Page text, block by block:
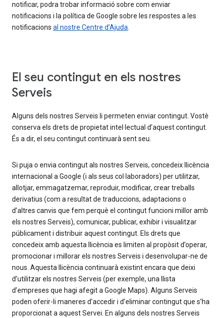
notificar, podra trobar informació sobre com enviar
notificacions i la política de Google sobre les respostes a les
notificacions al nostre Centre d’Ajuda.
El seu contingut en els nostres
Serveis
Alguns dels nostres Serveis li permeten enviar contingut. Vostè
conserva els drets de propietat intel·lectual d’aquest contingut.
És a dir, el seu contingut continuarà sent seu.
Si puja o envia contingut als nostres Serveis, concedeix llicència
internacional a Google (i als seus col·laboradors) per utilitzar,
allotjar, emmagatzemar, reproduir, modificar, crear treballs
derivatius (com a resultat de traduccions, adaptacions o
d’altres canvis que fem perquè el contingut funcioni millor amb
els nostres Serveis), comunicar, publicar, exhibir i visualitzar
públicament i distribuir aquest contingut. Els drets que
concedeix amb aquesta llicència es limiten al propòsit d’operar,
promocionar i millorar els nostres Serveis i desenvolupar-ne de
nous. Aquesta llicència continuarà existint encara que deixi
d’utilitzar els nostres Serveis (per exemple, una llista
d’empreses que hagi afegit a Google Maps). Alguns Serveis
poden oferir-li maneres d’accedir i d’eliminar contingut que s’ha
proporcionat a aquest Servei. En alguns dels nostres Serveis